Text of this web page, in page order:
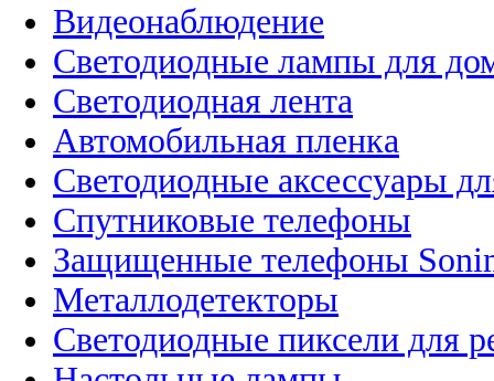
Видеонаблюдение
Светодиодные лампы для
Светодиодная лента
Автомобильная пленка
Светодиодные аксессуары
Спутниковые телефоны
Защищенные телефоны
Металлодетекторы
Светодиодные пиксели для